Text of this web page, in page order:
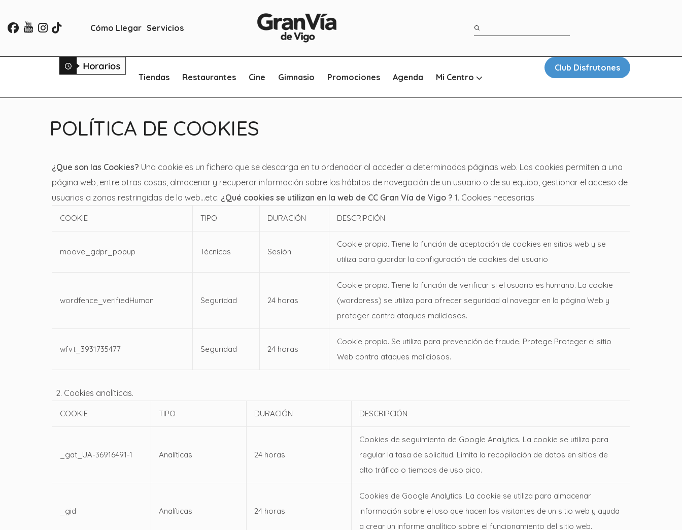
Cómo Llegar Servicios
Tiendas Restaurantes Cine Gimnasio Promociones Agenda Mi Centro
Club Disfrutones
POLÍTICA DE COOKIES
¿Que son las Cookies? Una cookie es un fichero que se descarga en tu ordenador al acceder a determinadas páginas web. Las cookies permiten a una
página web, entre otras cosas, almacenar y recuperar información sobre los hábitos de navegación de un usuario o de su equipo, gestionar el acceso de
usuarios a zonas restringidas de la web…etc. ¿Qué cookies se utilizan en la web de CC Gran Vía de Vigo ? 1. Cookies necesarias
COOKIE TIPO DURACIÓN DESCRIPCIÓN
moove_gdpr_popup Técnicas Sesión
Cookie propia. Tiene la función de aceptación de cookies en sitios web y se
utiliza para guardar la configuración de cookies del usuario
wordfence_verifiedHuman Seguridad 24 horas
Cookie propia. Tiene la función de verificar si el usuario es humano. La cookie
(wordpress) se utiliza para ofrecer seguridad al navegar en la página Web y
proteger contra ataques maliciosos.
wfvt_3931735477 Seguridad 24 horas
Cookie propia. Se utiliza para prevención de fraude. Protege Proteger el sitio
Web contra ataques maliciosos.
2. Cookies analíticas.
COOKIE TIPO DURACIÓN DESCRIPCIÓN
_gat_UA-36916491-1 Analíticas 24 horas
Cookies de seguimiento de Google Analytics. La cookie se utiliza para
regular la tasa de solicitud. Limita la recopilación de datos en sitios de
alto tráfico o tiempos de uso pico.
_gid Analíticas 24 horas
Cookies de Google Analytics. La cookie se utiliza para almacenar
información sobre el uso que hacen los visitantes de un sitio web y ayuda
a crear un informe analítico sobre el funcionamiento del sitio web.